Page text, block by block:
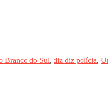
Branco do Sul, diz diz polícia,